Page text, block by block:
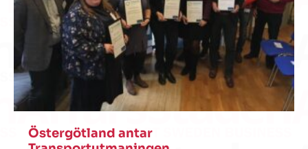
Östergötland antar